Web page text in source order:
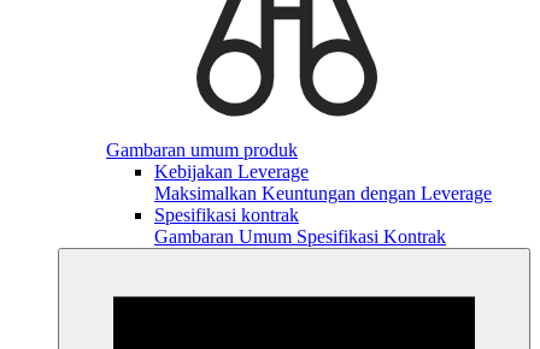
Gambaran umum produk
Kebijakan Leverage
Maksimalkan Keuntungan dengan Leverage
Spesifikasi kontrak
Gambaran Umum Spesifikasi Kontrak